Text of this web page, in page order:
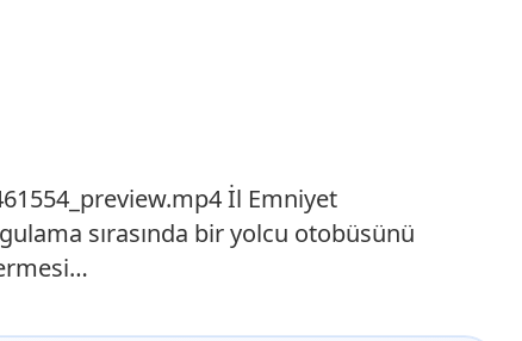
İl Emniyet
sırasında bir yolcu otobüsünü